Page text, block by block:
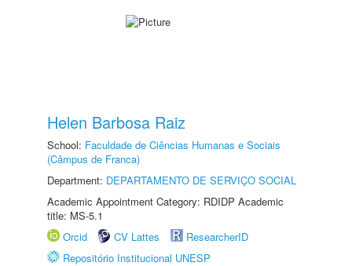
Helen Barbosa Raiz
School: Faculdade de Ciências Humanas e Sociais
(Câmpus de Franca)
Department: DEPARTAMENTO DE SERVIÇO SOCIAL
Academic Appointment Category: RDIDP Academic
title: MS-5.1
Orcid
CV Lattes
ResearcherID
Repositório Institucional UNESP